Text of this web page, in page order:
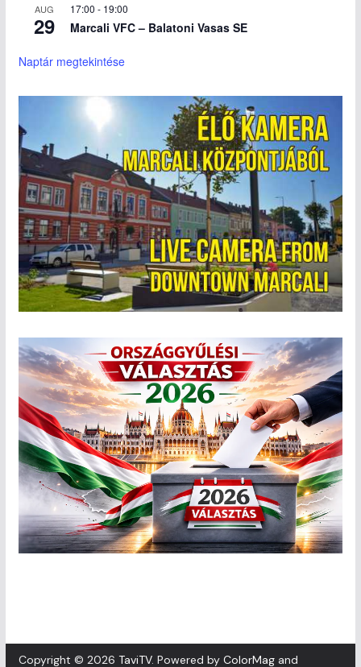
AUG
29
17:00 - 19:00
Marcali VFC – Balatoni Vasas SE
Naptár megtekintése
Copyright © 2026 TaviTV. Powered by ColorMagand